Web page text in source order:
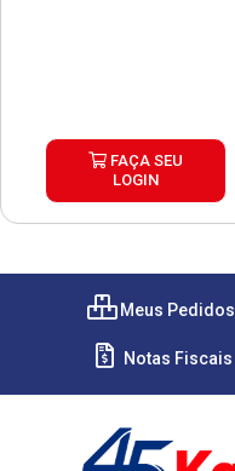
FAÇA SEU
LOGIN
Meus Pedidos
Notas Fiscais